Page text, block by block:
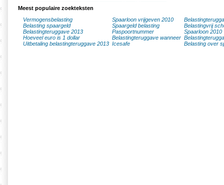
Meest populaire zoekteksten
Vermogensbelasting
Spaarloon vrijgeven 2010
Belasting spaargeld
Spaargeld belasting
Belastingvrij
Belastingteruggave 2013
Paspoortnummer
Spaarloon 2010
Hoeveel euro is 1 dollar
Belastingteruggave wanneer
Uitbetaling belastingteruggave 2013 Icesafe Belasting over